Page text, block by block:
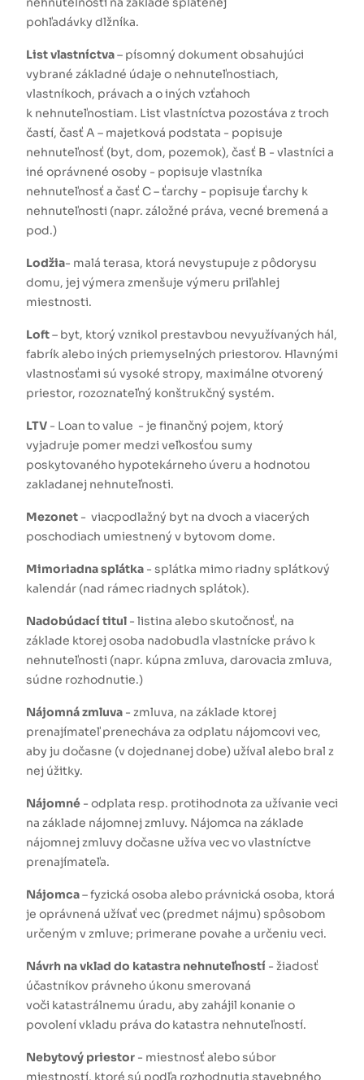
pohľadávky dlžníka.
List vlastníctva– písomný dokument obsahujúci
vybrané základné údaje o nehnuteľnostiach,
vlastníkoch, právach a o iných vzťahoch
k nehnuteľnostiam. List vlastníctva pozostáva z troch
častí, časť A – majetková podstata - popisuje
nehnuteľnosť (byt, dom, pozemok), časť B - vlastníci a
iné oprávnené osoby - popisuje vlastníka
nehnuteľnosť a časť C – ťarchy - popisuje ťarchy k
nehnuteľnosti (napr. záložné práva, vecné bremená a
pod.)
Lodžia- malá terasa, ktorá nevystupuje z pôdorysu
domu, jej výmera zmenšuje výmeru priľahlej
miestnosti.
Loft– byt, ktorý vznikol prestavbou nevyužívaných hál,
fabrík alebo iných priemyselných priestorov. Hlavnými
vlastnosťami sú vysoké stropy, maximálne otvorený
priestor, rozoznateľný konštrukčný systém.
LTV - Loan to value - je finančný pojem, ktorý
vyjadruje pomer medzi veľkosťou sumy
poskytovaného hypotekárneho úveru a hodnotou
zakladanej nehnuteľnosti.
Mezonet - viacpodlažný byt na dvoch a viacerých
poschodiach umiestnený v bytovom dome.
Mimoriadna splátka - splátka mimo riadny splátkový
kalendár (nad rámec riadnych splátok).
Nadobúdací titul - listina alebo skutočnosť, na
základe ktorej osoba nadobudla vlastnícke právo k
nehnuteľnosti (napr. kúpna zmluva, darovacia zmluva,
súdne rozhodnutie.)
Nájomná zmluva - zmluva, na základe ktorej
prenajímateľ prenecháva za odplatu nájomcovi vec,
aby ju dočasne (v dojednanej dobe) užíval alebo bral z
nej úžitky.
Nájomné - odplata resp. protihodnota za užívanie veci
na základe nájomnej zmluvy. Nájomca na základe
nájomnej zmluvy dočasne užíva vec vo vlastníctve
prenajímateľa.
Nájomca– fyzická osoba alebo právnická osoba, ktorá
je oprávnená užívať vec (predmet nájmu) spôsobom
určeným v zmluve; primerane povahe a určeniu veci.
Návrh na vklad do katastra nehnuteľností - žiadosť
účastníkov právneho úkonu smerovaná
voči katastrálnemu úradu, aby zahájil konanie o
povolení vkladu práva do katastra nehnuteľností.
Nebytový priestor - miestnosť alebo súbor